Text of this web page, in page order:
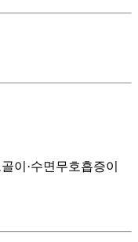
이·수면무호흡증이